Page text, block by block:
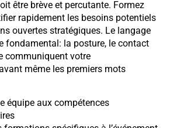
être brève et percutante. Formez
rapidement les besoins potentiels
ouvertes stratégiques. Le langage
fondamental: la posture, le contact
communiquent votre
même les premiers mots
équipe aux compétences